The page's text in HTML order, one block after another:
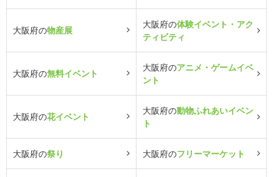
大阪府の物産展
大阪府の体験イベント・アク
ティビティ
大阪府の無料イベント
大阪府のアニメ・ゲームイベ
ント
大阪府の花イベント
大阪府の動物ふれあいイベン
ト
大阪府の祭り 大阪府のフリーマーケット